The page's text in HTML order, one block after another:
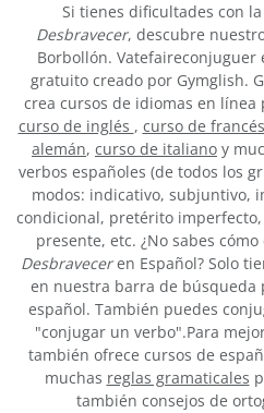
Si tienes dificultades con
Desbravecer, descubre
Borbollón.
gratuito creado por Gymglish.
crea cursos de idiomas en
curso de inglés , curso de francés
alemán, curso de italiano y
verbos españoles (de todos los
modos: indicativo, subjuntivo,
condicional, pretérito
presente, etc. ¿No sabes
Desbraveceren Español? Solo
en nuestra barra de búsqueda
español. También puedes
"conjugar un verbo".Para
también ofrece cursos de
muchas reglas gramaticales
también consejos de